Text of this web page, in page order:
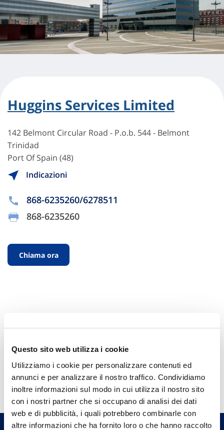
Questo sito web utilizza i cookie
Utilizziamo i cookie per personalizzare contenuti ed
annunci e per analizzare il nostro traffico. Condividiamo
inoltre informazioni sul modo in cui utilizza il nostro sito
con i nostri partner che si occupano di analisi dei dati
web e di pubblicità, i quali potrebbero combinarle con
altre informazioni che ha fornito loro o che hanno raccolto
Huggins Services Limited
142 Belmont Circular Road - P.o.b. 544 - Belmont
Trinidad
Port Of Spain (48)
Indicazioni
868-6235260/6278511
868-6235260
Chiama ora
Hai bisogno di
informazioni?
Trova l'Agenzia più vicina a te e parla con
un nostro Agente.